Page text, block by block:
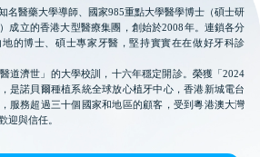
名醫藥大學導師、國家985重點大學醫學博士（碩士研
成立的香港大型醫療集團，創始於2008年。連鎖各分
的博士、碩士專家牙醫，堅持實實在在做好牙科診
道濟世」的大學校訓，十六年穩定開診。榮獲「2024
是諾貝爾種植系統全球放心植牙中心，香港新城電台
服務超過三十個國家和地區的顧客，受到粵港澳大灣
迎與信任。